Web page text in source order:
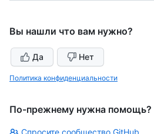
Вы нашли что вам нужно?
Да Нет
Политика конфиденциальности
По-прежнему нужна помощь?